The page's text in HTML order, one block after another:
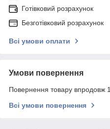
Готівковий розрахунок
Безготівковий розрахунок
Всі умови оплати
Умови повернення
Повернення товару впродовж
Всі умови повернення